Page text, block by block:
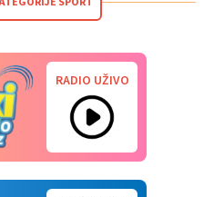
RADIO UŽIVO